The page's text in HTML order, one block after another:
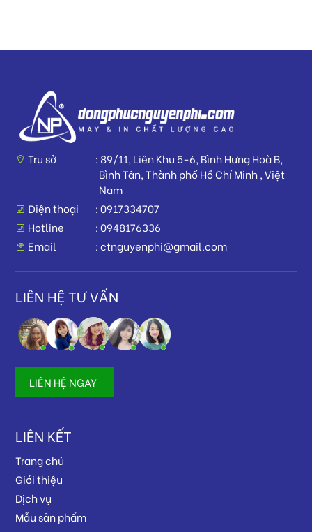
Trụ sở
89/11, Liên Khu 5-6, Bình Hưng Hoà B,
Bình Tân, Thành phố Hồ Chí Minh , Việt
Nam
Điện thoại
0917334707
Hotline
0948176336
Email
ctnguyenphi@gmail.com
LIÊN HỆ TƯ VẤN
LIÊN HỆ NGAY
LIÊN KẾT
Trang chủ
Giới thiệu
Dịch vụ
Mẫu sản phẩm